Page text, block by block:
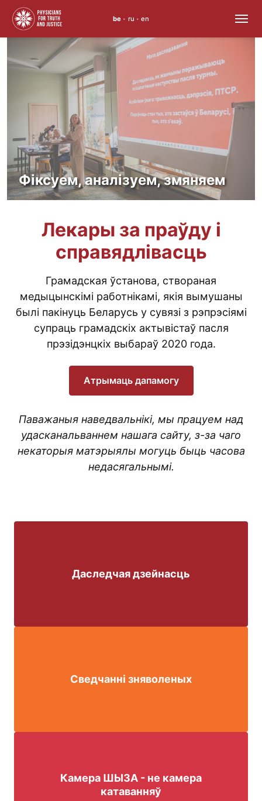
да
змесціва
be • ru • en
змяняем
Права на
прывілей,
а норма
Лекары за праўду і
справядлівасць
Грамадская ўстанова, створаная
медыцынскімі работнікамі, якія вымушаны
былі пакінуць Беларусь у сувязі з рэпрэсіямі
супраць грамадскіх актывістаў пасля
прэзідэнцкіх выбараў 2020 года.
Атрымаць дапамогу
Паважаныя наведвальнікі, мы працуем над
удасканальваннем нашага сайту, з-за чаго
некаторыя матэрыялы могуць быць часова
недасягальнымі.
Даследчая дзейнасць
Сведчанні зняволеных
Камера ШЫЗА - не камера
катаванняў